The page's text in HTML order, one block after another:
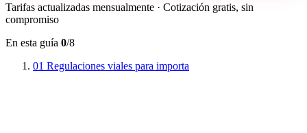
Tarifas actualizadas mensualmente · Cotización gratis, sin
compromiso
En esta guía 0/8
01 Regulaciones viales para importa